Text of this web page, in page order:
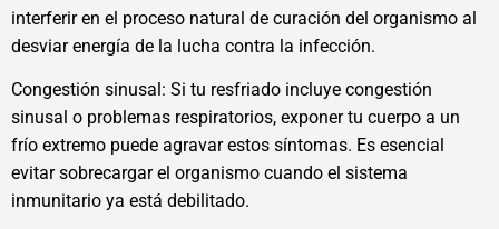
interferir en el proceso natural de curación del organismo al
desviar energía de la lucha contra la infección.
Congestión sinusal: Si tu resfriado incluye congestión
sinusal o problemas respiratorios, exponer tu cuerpo a un
frío extremo puede agravar estos síntomas. Es esencial
evitar sobrecargar el organismo cuando el sistema
inmunitario ya está debilitado.